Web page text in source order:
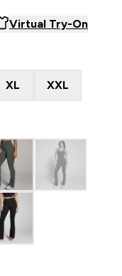
Virtual Try-On
XL XXL